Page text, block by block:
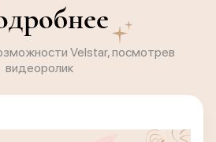
Velstar, посмотрев
видеоролик